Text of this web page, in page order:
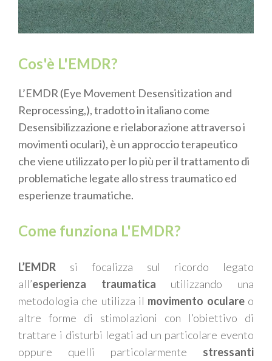
Cos'è L'EMDR?
L’EMDR (Eye Movement Desensitization and
Reprocessing,), tradotto in italiano come
Desensibilizzazione e rielaborazione attraverso i
movimenti oculari), è un approccio terapeutico
che viene utilizzato per lo più per il trattamento di
problematiche legate allo stress traumatico ed
esperienze traumatiche.
Come funziona L'EMDR?
L’EMDR si focalizza sul ricordo legato
all’esperienza traumatica utilizzando una
metodologia che utilizza il movimento oculareo
altre forme di stimolazioni con l’obiettivo di
trattare i disturbi legati ad un particolare evento
oppure quelli particolarmente stressanti